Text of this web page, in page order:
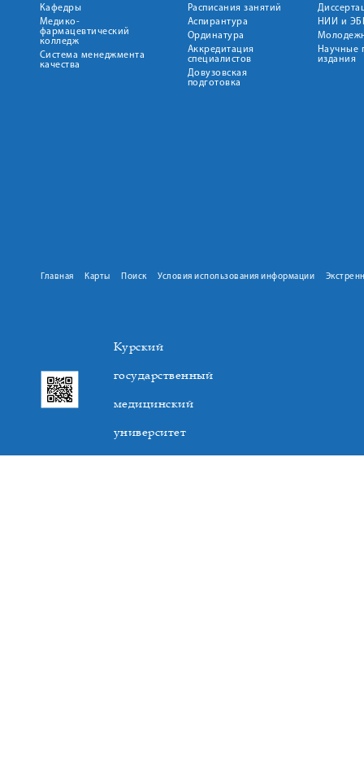
Кафедры
Медико-
фармацевтический
колледж
Система менеджмента
качества
Расписания занятий
Аспирантура
Ординатура
Аккредитация
специалистов
Довузовская
подготовка
НИИ и
Научные
издания
Главная Карты Поиск Условия использования информации
Курский
государственный
медицинский
университет